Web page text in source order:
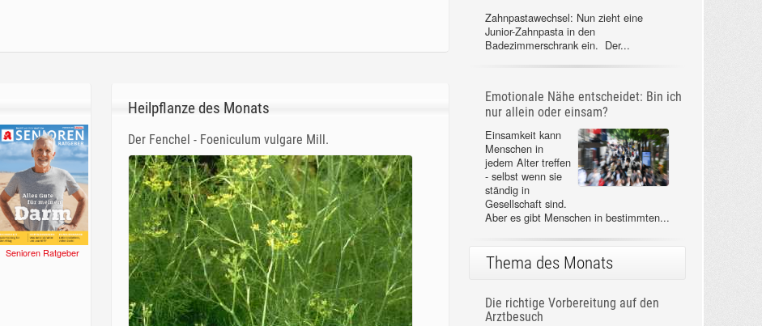
Senioren Ratgeber
Heilpflanze des Monats
Der Fenchel - Foeniculum vulgare Mill.
Zahnpastawechsel: Nun zieht eine
Junior-Zahnpasta in den
Badezimmerschrank ein. Der...
Emotionale Nähe entscheidet: Bin ich
nur allein oder einsam?
Einsamkeit kann
Menschen in
jedem Alter treffen
- selbst wenn sie
ständig in
Gesellschaft sind.
Aber es gibt Menschen in bestimmten...
Thema des Monats
Die richtige Vorbereitung auf den
Arztbesuch